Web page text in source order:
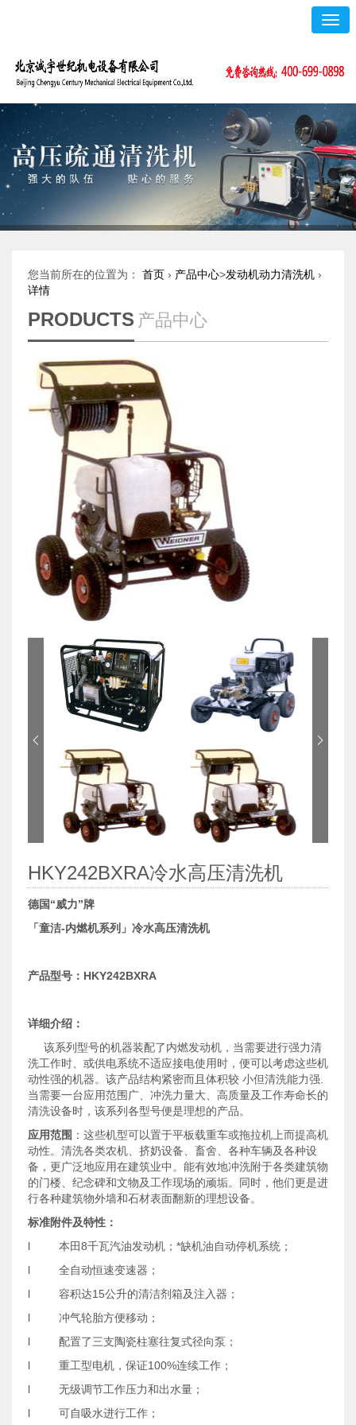
您当前所在的位置为： 首页 › 产品中心>发动机动力清洗机 ›
详情
PRODUCTS 产品中心
󰀓 󰀔
HKY242BXRA冷水高压清洗机
德国“威力”牌
「童洁-内燃机系列」冷水高压清洗机
产品型号：HKY242BXRA
详细介绍：
该系列型号的机器装配了内燃发动机，当需要进行强力清
洗工作时、或供电系统不适应接电使用时，便可以考虑这些机
动性强的机器。该产品结构紧密而且体积较 小但清洗能力强.
当需要一台应用范围广、冲洗力量大、高质量及工作寿命长的
清洗设备时，该系列各型号便是理想的产品。
应用范围 ：这些机型可以置于平板载重车或拖拉机上而提高机
动性。清洗各类农机、挤奶设备、畜舍、各种车辆及各种设
备，更广泛地应用在建筑业中。能有效地冲洗附于各类建筑物
的门楼、纪念碑和文物及工作现场的顽垢。同时，他们更是进
行各种建筑物外墙和石材表面翻新的理想设备。
标准附件及特性：
l 本田8千瓦汽油发动机；*缺机油自动停机系统；
l 全自动恒速变速器；
l 容积达15公升的清洁剂箱及注入器；
l 冲气轮胎方便移动；
l 配置了三支陶瓷柱塞往复式径向泵；
l 重工型电机，保证100%连续工作；
l 无级调节工作压力和出水量；
l 可自吸水进行工作；